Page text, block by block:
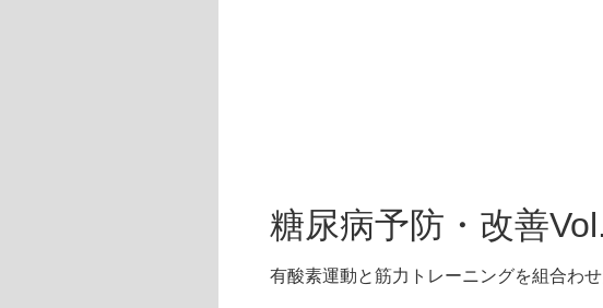
糖尿病予防・改善
有酸素運動と筋力トレーニングを組合わ